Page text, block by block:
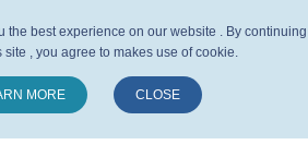
the best experience on our website . By continuing
site , you agree to makes use of cookie.
MORE CLOSE